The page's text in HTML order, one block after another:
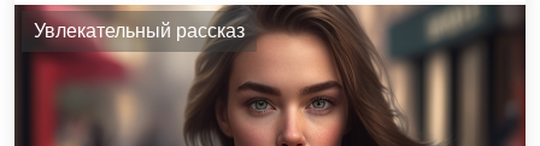
Увлекательный рассказ